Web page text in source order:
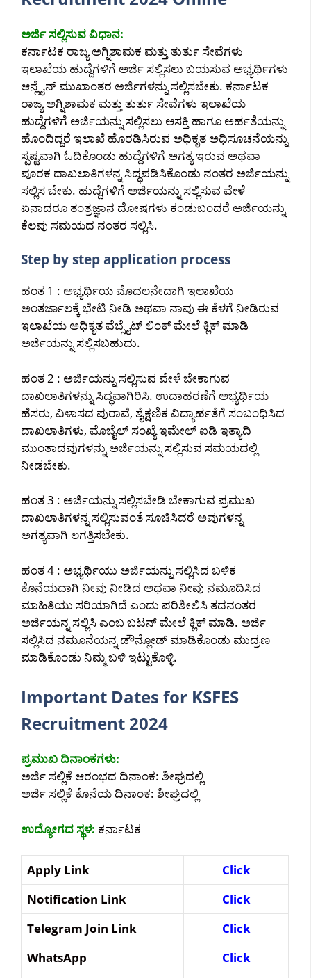
ಅರ್ಜಿ ಸಲ್ಲಿಸುವ ವಿಧಾನ:
ಕರ್ನಾಟಕ ರಾಜ್ಯ ಅಗ್ನಿಶಾಮಕ ಮತ್ತು ತುರ್ತು ಸೇವೆಗಳು
ಇಲಾಖೆಯ ಹುದ್ದೆಗಳಿಗೆ ಅರ್ಜಿ ಸಲ್ಲಿಸಲು ಬಯಸುವ ಅಭ್ಯರ್ಥಿಗಳು
ಆನ್ಲೈನ್ ಮುಖಾಂತರ ಅರ್ಜಿಗಳನ್ನು ಸಲ್ಲಿಸಬೇಕು. ಕರ್ನಾಟಕ
ರಾಜ್ಯ ಅಗ್ನಿಶಾಮಕ ಮತ್ತು ತುರ್ತು ಸೇವೆಗಳು ಇಲಾಖೆಯ
ಹುದ್ದೆಗಳಿಗೆ ಅರ್ಜಿಯನ್ನು ಸಲ್ಲಿಸಲು ಆಸಕ್ತಿ ಹಾಗೂ ಅರ್ಹತೆಯನ್ನು
ಹೊಂದಿದ್ದರೆ ಇಲಾಖೆ ಹೊರಡಿಸಿರುವ ಅಧಿಕೃತ ಅಧಿಸೂಚನೆಯನ್ನು
ಸ್ಪಷ್ಟವಾಗಿ ಓದಿಕೊಂಡು ಹುದ್ದೆಗಳಿಗೆ ಅಗತ್ಯ ಇರುವ ಅಥವಾ
ಪೂರಕ ದಾಖಲಾತಿಗಳನ್ನ ಸಿದ್ಧಪಡಿಸಿಕೊಂಡು ನಂತರ ಅರ್ಜಿಯನ್ನು
ಸಲ್ಲಿಸ ಬೇಕು. ಹುದ್ದೆಗಳಿಗೆ ಅರ್ಜಿಯನ್ನು ಸಲ್ಲಿಸುವ ವೇಳೆ
ಏನಾದರೂ ತಂತ್ರಜ್ಞಾನ ದೋಷಗಳು ಕಂಡುಬಂದರೆ ಅರ್ಜಿಯನ್ನು
ಕೆಲವು ಸಮಯದ ನಂತರ ಸಲ್ಲಿಸಿ.
Step by step application process
ಹಂತ 1 : ಅಭ್ಯರ್ಥಿಯ ಮೊದಲನೇದಾಗಿ ಇಲಾಖೆಯ
ಅಂತರ್ಜಾಲಕ್ಕೆ ಭೇಟಿ ನೀಡಿ ಅಥವಾ ನಾವು ಈ ಕೆಳಗೆ ನೀಡಿರುವ
ಇಲಾಖೆಯ ಅಧಿಕೃತ ವೆಬ್ಸೈಟ್ ಲಿಂಕ್ ಮೇಲೆ ಕ್ಲಿಕ್ ಮಾಡಿ
ಅರ್ಜಿಯನ್ನು ಸಲ್ಲಿಸಬಹುದು.
ಹಂತ 2 : ಅರ್ಜಿಯನ್ನು ಸಲ್ಲಿಸುವ ವೇಳೆ ಬೇಕಾಗುವ
ದಾಖಲಾತಿಗಳನ್ನು ಸಿದ್ಧವಾಗಿರಿಸಿ. ಉದಾಹರಣೆಗೆ ಅಭ್ಯರ್ಥಿಯ
ಹೆಸರು, ವಿಳಾಸದ ಪುರಾವೆ, ಶೈಕ್ಷಣಿಕ ವಿದ್ಯಾರ್ಹತೆಗೆ ಸಂಬಂಧಿಸಿದ
ದಾಖಲಾತಿಗಳು, ಮೊಬೈಲ್ ಸಂಖ್ಯೆ ಇಮೇಲ್ ಐಡಿ ಇತ್ಯಾದಿ
ಮುಂತಾದವುಗಳನ್ನು ಅರ್ಜಿಯನ್ನು ಸಲ್ಲಿಸುವ ಸಮಯದಲ್ಲಿ
ನೀಡಬೇಕು.
ಹಂತ 3 : ಅರ್ಜಿಯನ್ನು ಸಲ್ಲಿಸಬೇಡಿ ಬೇಕಾಗುವ ಪ್ರಮುಖ
ದಾಖಲಾತಿಗಳನ್ನ ಸಲ್ಲಿಸುವಂತೆ ಸೂಚಿಸಿದರೆ ಅವುಗಳನ್ನ
ಅಗತ್ಯವಾಗಿ ಲಗತ್ತಿಸಬೇಕು.
ಹಂತ 4 : ಅಭ್ಯರ್ಥಿಯು ಅರ್ಜಿಯನ್ನು ಸಲ್ಲಿಸಿದ ಬಳಿಕ
ಕೊನೆಯದಾಗಿ ನೀವು ನೀಡಿದ ಅಥವಾ ನೀವು ನಮೂದಿಸಿದ
ಮಾಹಿತಿಯು ಸರಿಯಾಗಿದೆ ಎಂದು ಪರಿಶೀಲಿಸಿ ತದನಂತರ
ಅರ್ಜಿಯನ್ನ ಸಲ್ಲಿಸಿ ಎಂಬ ಬಟನ್ ಮೇಲೆ ಕ್ಲಿಕ್ ಮಾಡಿ. ಅರ್ಜಿ
ಸಲ್ಲಿಸಿದ ನಮೂನೆಯನ್ನ ಡೌನ್ಲೋಡ್ ಮಾಡಿಕೊಂಡು ಮುದ್ರಣ
ಮಾಡಿಕೊಂಡು ನಿಮ್ಮ ಬಳಿ ಇಟ್ಟುಕೊಳ್ಳಿ.
Important Dates for KSFES
Recruitment 2024
ಪ್ರಮುಖ ದಿನಾಂಕಗಳು:
ಅರ್ಜಿ ಸಲ್ಲಿಕೆ ಆರಂಭದ ದಿನಾಂಕ: ಶೀಘ್ರದಲ್ಲಿ
ಅರ್ಜಿ ಸಲ್ಲಿಕೆ ಕೊನೆಯ ದಿನಾಂಕ: ಶೀಘ್ರದಲ್ಲಿ
ಉದ್ಯೋಗದ ಸ್ಥಳ: ಕರ್ನಾಟಕ
Apply Link
Click
Notification Link
Click
Telegram Join Link
Click
WhatsApp
Click